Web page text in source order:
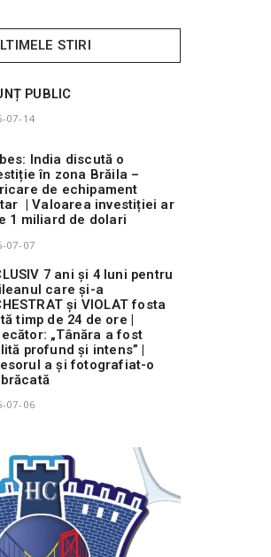
STIRI
PUBLIC
07-14
India discută o
în zona Brăila –
de echipament
| Valoarea investiției ar
1 miliard de dolari
07-07
7 ani și 4 luni pentru
care și-a
și VIOLAT fosta
timp de 24 de ore |
„Tânăra a fost
profund și intens” |
a și fotografiat-o
07-06